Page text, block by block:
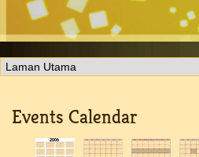
Events Calendar